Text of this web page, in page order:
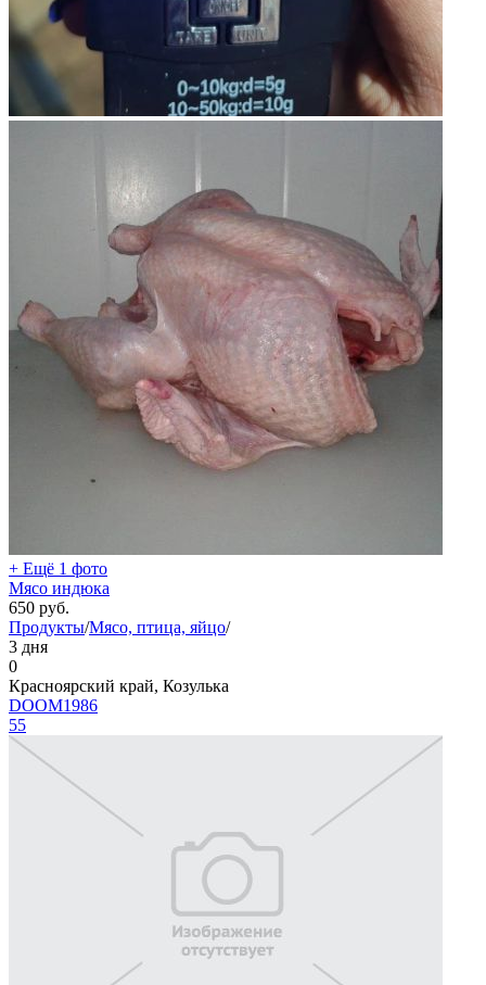
+ Ещё 1 фото
Мясо индюка
650 руб.
Продукты/Мясо, птица, яйцо/
3 дня
0
Красноярский край, Козулька
DOOM1986
55